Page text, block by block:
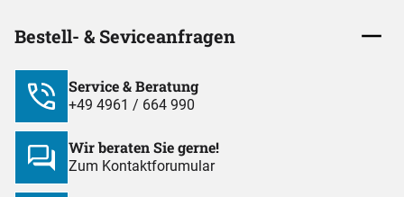
Bestell- & Seviceanfragen
Service & Beratung
+49 4961 / 664 990
Wir beraten Sie gerne!
Zum Kontaktforumular